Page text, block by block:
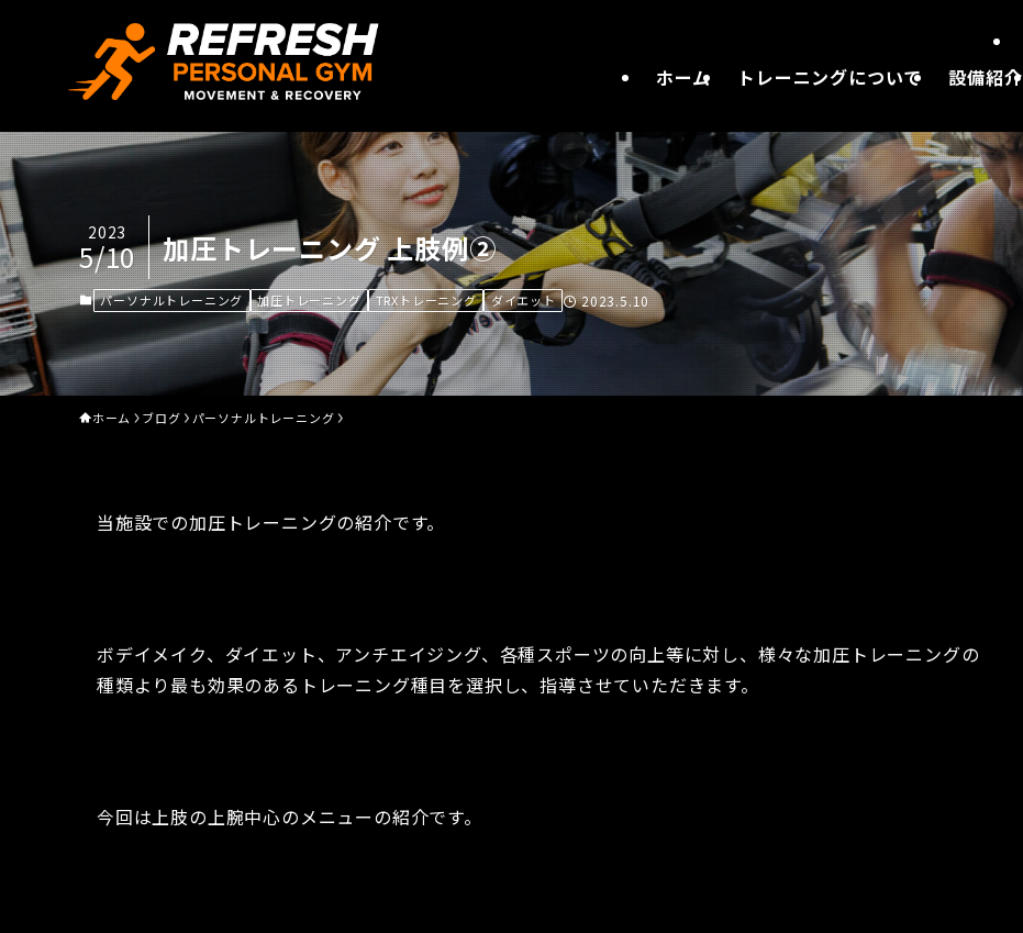
ホーム トレーニングについて 設備紹介
加圧トレーニング 上肢例②
2023
5/10
パーソナルトレーニング 加圧トレーニング TRXトレーニング ダイエット 2023.5.10
ホーム ブログ パーソナルトレーニング
当施設での加圧トレーニングの紹介です。
ボデイメイク、ダイエット、アンチエイジング、各種スポーツの向上等に対し、様々な加圧トレーニングの
種類より最も効果のあるトレーニング種目を選択し、指導させていただきます。
今回は上肢の上腕中心のメニューの紹介です。